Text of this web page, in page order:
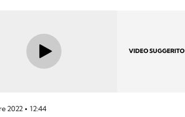
VIDEO SUGGERITO
2022 12:44